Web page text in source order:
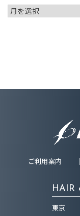
ご利用案内
HAIR
東京